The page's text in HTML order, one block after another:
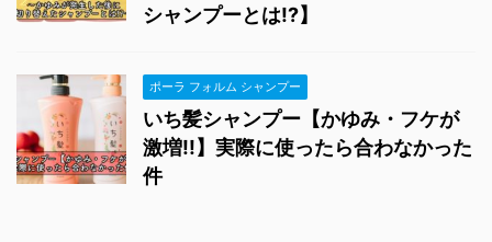
シャンプーとは!?】
ポーラ フォルム シャンプー
いち髪シャンプー【かゆみ・フケが
激増!!】実際に使ったら合わなかった
件